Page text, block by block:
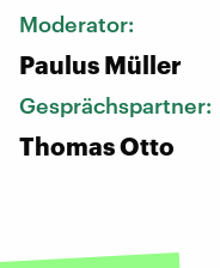
Moderator:
Paulus Müller
Gesprächspartner:
Thomas Otto